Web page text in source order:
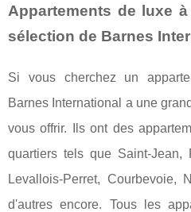
Appartements de luxe
sélection de Barnes
Si vous cherchez un
Barnes International a une
vous offrir. Ils ont des
quartiers tels que Saint-Jean,
Levallois-Perret, Courbevoie,
d'autres encore. Tous les